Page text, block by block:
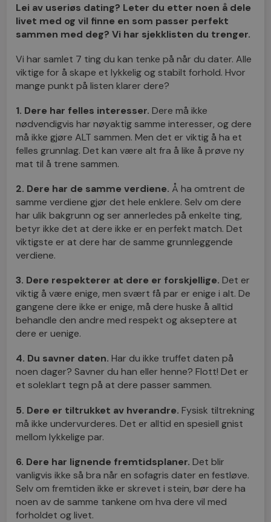
Lei av useriøs dating? Leter du etter noen å dele
livet med og vil finne en som passer perfekt
sammen med deg? Vi har sjekklisten du trenger.
Vi har samlet 7 ting du kan tenke på når du dater. Alle
viktige for å skape et lykkelig og stabilt forhold. Hvor
mange punkt på listen klarer dere?
1. Dere har felles interesser. Dere må ikke
nødvendigvis har nøyaktig samme interesser, og dere
må ikke gjøre ALT sammen. Men det er viktig å ha et
felles grunnlag. Det kan være alt fra å like å prøve ny
mat til å trene sammen.
2. Dere har de samme verdiene. Å ha omtrent de
samme verdiene gjør det hele enklere. Selv om dere
har ulik bakgrunn og ser annerledes på enkelte ting,
betyr ikke det at dere ikke er en perfekt match. Det
viktigste er at dere har de samme grunnleggende
verdiene.
3. Dere respekterer at dere er forskjellige. Det er
viktig å være enige, men svært få par er enige i alt. De
gangene dere ikke er enige, må dere huske å alltid
behandle den andre med respekt og akseptere at
dere er uenige.
4. Du savner daten. Har du ikke truffet daten på
noen dager? Savner du han eller henne? Flott! Det er
et soleklart tegn på at dere passer sammen.
5. Dere er tiltrukket av hverandre. Fysisk tiltrekning
må ikke undervurderes. Det er alltid en spesiell gnist
mellom lykkelige par.
6. Dere har lignende fremtidsplaner. Det blir
vanligvis ikke så bra når en sofagris dater en festløve.
Selv om fremtiden ikke er skrevet i stein, bør dere ha
noen av de samme tankene om hva dere vil med
forholdet og livet.